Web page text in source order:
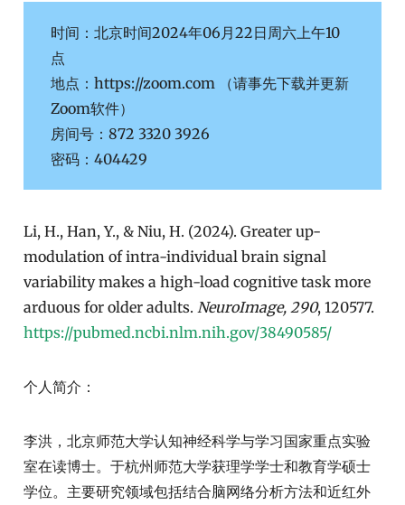
时间：北京时间2024年06月22日周六上午10
点
地点：https://zoom.com （请事先下载并更新
Zoom软件）
房间号：872 3320 3926
密码：404429
Li, H., Han, Y., & Niu, H. (2024). Greater up-
modulation of intra-individual brain signal
variability makes a high-load cognitive task more
arduous for older adults.NeuroImage, 290, 120577.
https://pubmed.ncbi.nlm.nih.gov/38490585/
个人简介：
李洪，北京师范大学认知神经科学与学习国家重点实验
室在读博士。于杭州师范大学获理学学士和教育学硕士
学位。主要研究领域包括结合脑网络分析方法和近红外